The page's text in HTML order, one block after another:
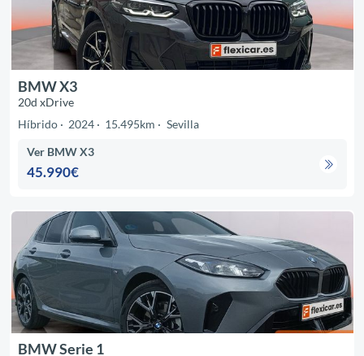
BMW X3
20d xDrive
Híbrido
2024 15.495km Sevilla
Ver BMW X3
45.990€
BMW Serie 1